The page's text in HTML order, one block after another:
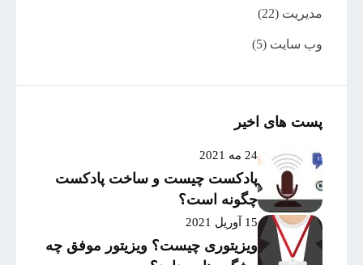
مدیریت (22)
وب سایت (5)
پست های اخیر
24 مه 2021
پادکست چیست و ساخت پادکست
چگونه است؟
15 آوریل 2021
ویزیتوری چیست؟ ویزیتور موفق چه